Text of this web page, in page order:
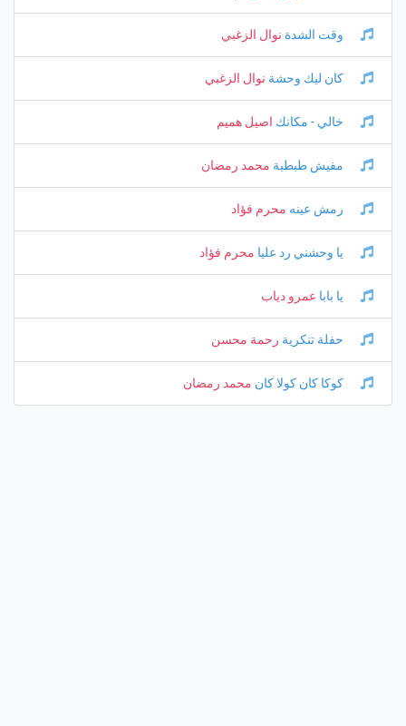
وقت الشدة نوال الزغبي
كان ليك وحشة نوال الزغبي
خالي - مكانك اصيل هميم
مفيش طبطبة محمد رمضان
رمش عينه محرم فؤاد
يا وحشني رد عليا محرم فؤاد
يا بابا عمرو دياب
حفلة تنكرية رحمة محسن
كوكا كان كولا كان محمد رمضان